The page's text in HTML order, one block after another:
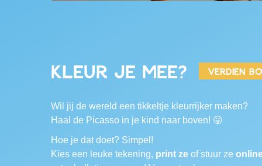
Kleur je mee? verdien
Wil jij de wereld een tikkeltje kleurrijker maken?
Haal de Picasso in je kind naar boven! 😛
Hoe je dat doet? Simpel!
Kies een leuke tekening, print ze of stuur ze